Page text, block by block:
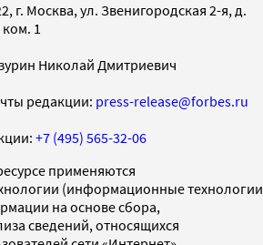
г. Москва, ул. Звенигородская 2-я, д.
ком. 1
Николай Дмитриевич
редакции: press-release@forbes.ru
+7 (495) 565-32-06
применяются
(информационные технологии
на основе сбора,
сведений, относящихся